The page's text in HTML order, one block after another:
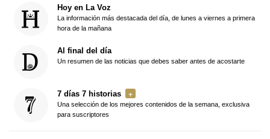
Hoy en La Voz
La información más destacada del día, de lunes a viernes a primera
hora de la mañana
Al final del día
Un resumen de las noticias que debes saber antes de acostarte
7 días 7 historias
Una selección de los mejores contenidos de la semana, exclusiva
para suscriptores